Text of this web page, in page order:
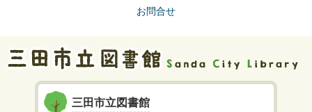
お問合せ
三田市立図書館